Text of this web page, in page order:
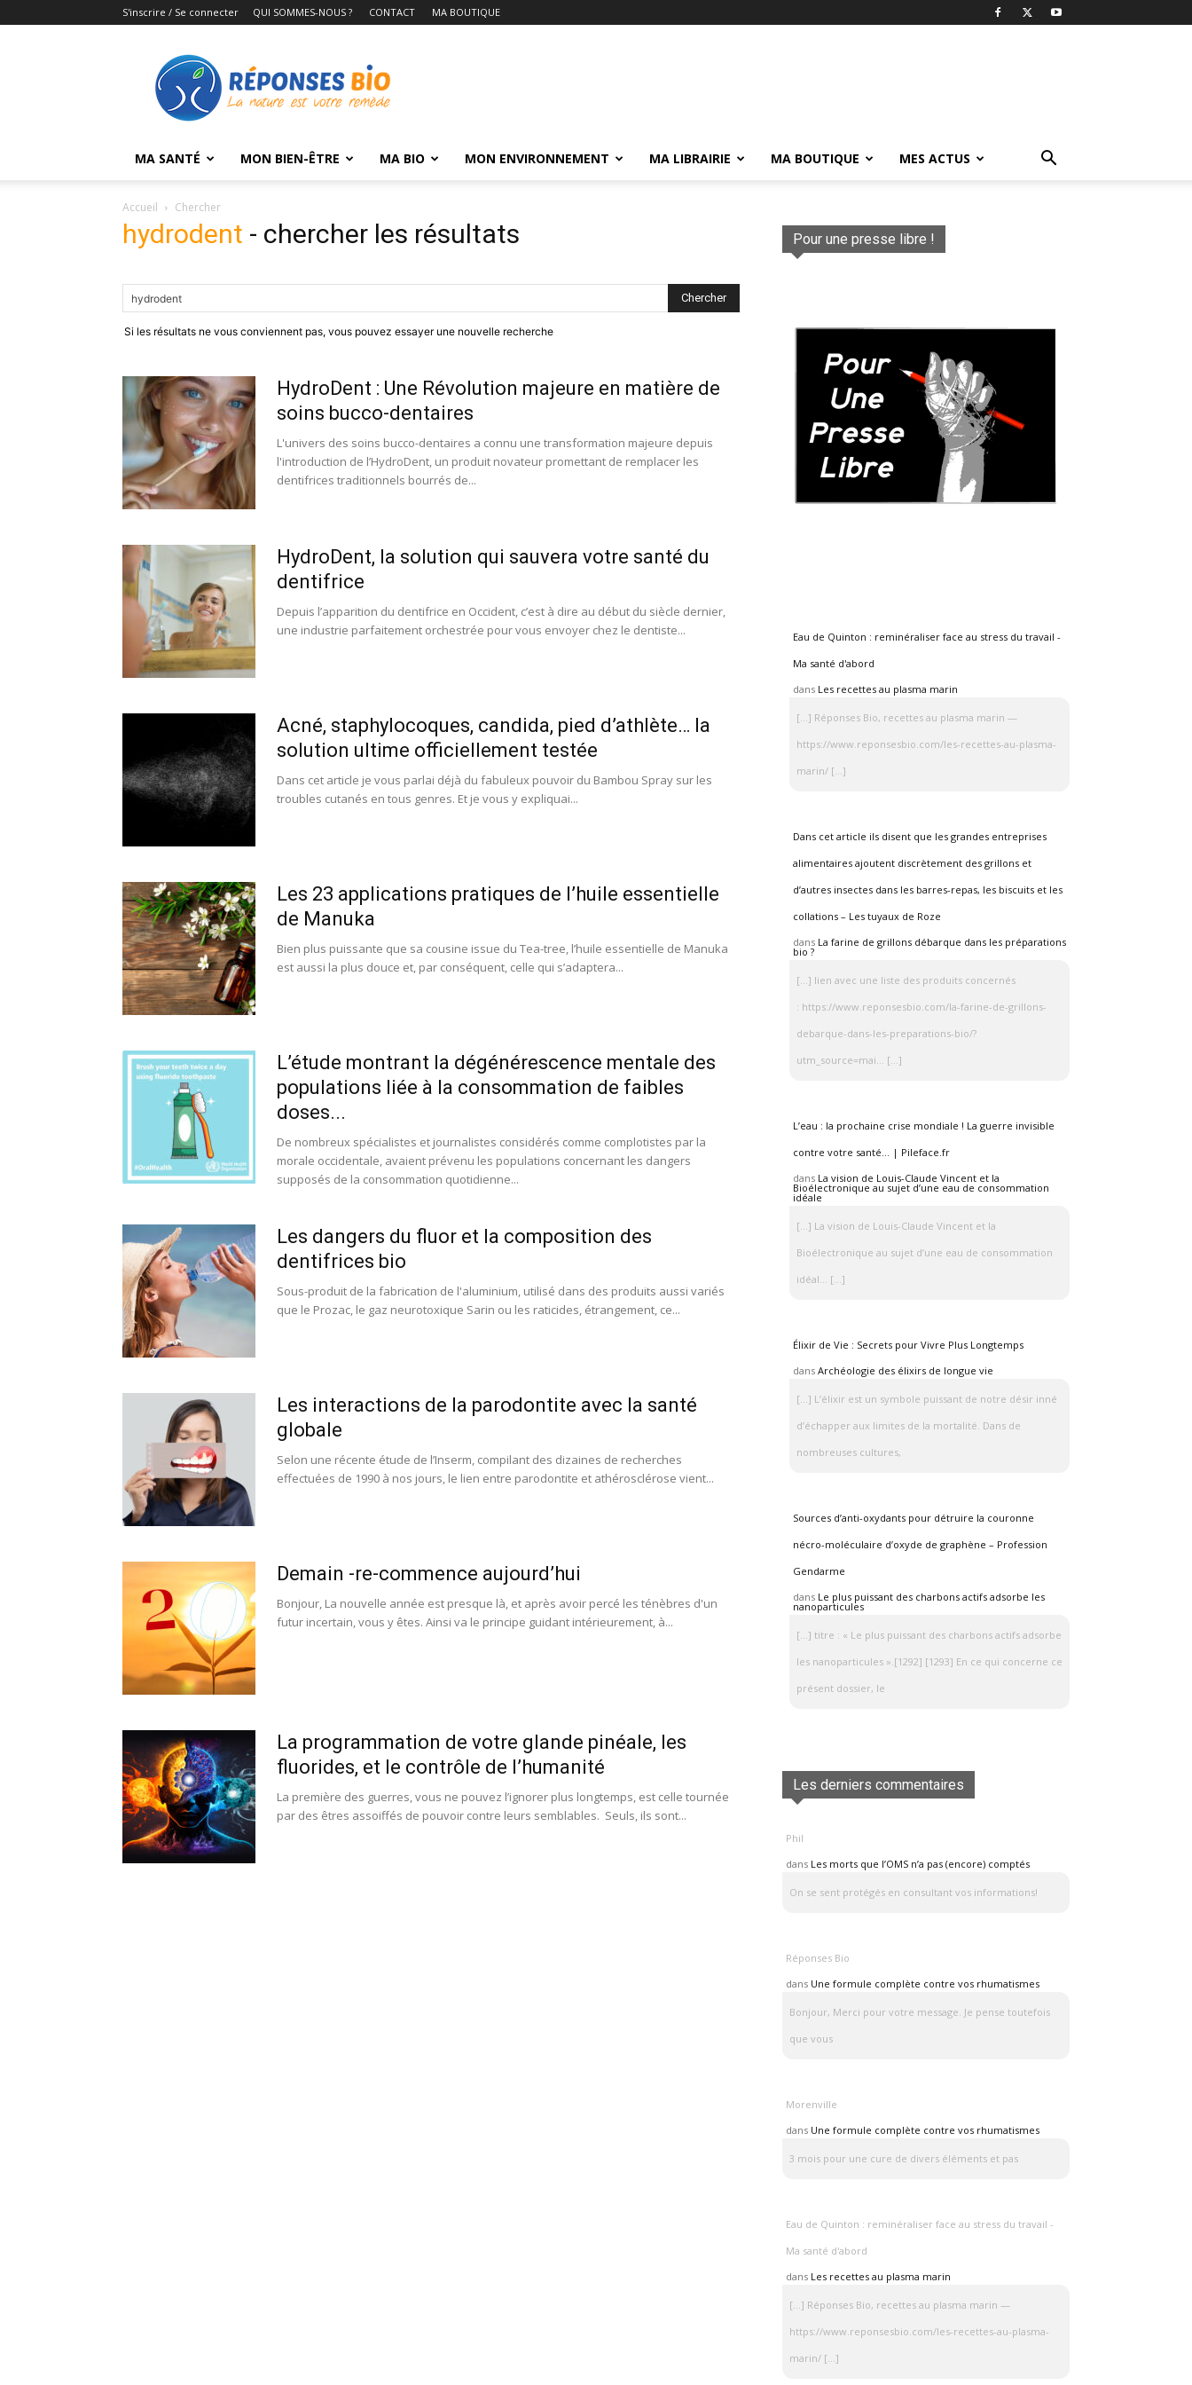
S'inscrire / Se connecter QUI SOMMES-NOUS ? CONTACT MA BOUTIQUE
Bio
MA SANTÉ MON BIEN-ÊTRE MA BIO MON ENVIRONNEMENT MA LIBRAIRIE MA BOUTIQUE MES ACTUS
Accueil Chercher
hydrodent - chercher les résultats
Si les résultats ne vous conviennent pas, vous pouvez essayer une nouvelle recherche
HydroDent : Une Révolution majeure en matière de
soins bucco-dentaires
L'univers des soins bucco-dentaires a connu une transformation majeure depuis
l'introduction de l’HydroDent, un produit novateur promettant de remplacer les
dentifrices traditionnels bourrés de...
HydroDent, la solution qui sauvera votre santé du
dentifrice
Depuis l’apparition du dentifrice en Occident, c’est à dire au début du siècle dernier,
une industrie parfaitement orchestrée pour vous envoyer chez le dentiste...
Acné, staphylocoques, candida, pied d’athlète… la
solution ultime officiellement testée
Dans cet article je vous parlai déjà du fabuleux pouvoir du Bambou Spray sur les
troubles cutanés en tous genres. Et je vous y expliquai...
Les 23 applications pratiques de l’huile essentielle
de Manuka
Bien plus puissante que sa cousine issue du Tea-tree, l’huile essentielle de Manuka
est aussi la plus douce et, par conséquent, celle qui s’adaptera...
L’étude montrant la dégénérescence mentale des
populations liée à la consommation de faibles
doses...
De nombreux spécialistes et journalistes considérés comme complotistes par la
morale occidentale, avaient prévenu les populations concernant les dangers
supposés de la consommation quotidienne...
Les dangers du fluor et la composition des
dentifrices bio
Sous-produit de la fabrication de l'aluminium, utilisé dans des produits aussi variés
que le Prozac, le gaz neurotoxique Sarin ou les raticides, étrangement, ce...
Les interactions de la parodontite avec la santé
globale
Selon une récente étude de l’Inserm, compilant des dizaines de recherches
effectuées de 1990 à nos jours, le lien entre parodontite et athérosclérose vient...
Demain -re-commence aujourd’hui
Bonjour, La nouvelle année est presque là, et après avoir percé les ténèbres d'un
futur incertain, vous y êtes. Ainsi va le principe guidant intérieurement, à...
La programmation de votre glande pinéale, les
fluorides, et le contrôle de l’humanité
La première des guerres, vous ne pouvez l’ignorer plus longtemps, est celle tournée
par des êtres assoiffés de pouvoir contre leurs semblables. Seuls, ils sont...
Pour une presse libre !
Eau de Quinton : reminéraliser face au stress du travail -
Ma santé d'abord
dans Les recettes au plasma marin
[…] Réponses Bio, recettes au plasma marin —
https://www.reponsesbio.com/les-recettes-au-plasma-
marin/ […]
Dans cet article ils disent que les grandes entreprises
alimentaires ajoutent discrètement des grillons et
d’autres insectes dans les barres-repas, les biscuits et les
collations – Les tuyaux de Roze
dans La farine de grillons débarque dans les préparations
bio ?
[…] lien avec une liste des produits concernés
: https://www.reponsesbio.com/la-farine-de-grillons-
debarque-dans-les-preparations-bio/?
utm_source=mai… […]
L’eau : la prochaine crise mondiale ! La guerre invisible
contre votre santé… | Pileface.fr
dans La vision de Louis-Claude Vincent et la
Bioélectronique au sujet d’une eau de consommation
idéale
[…] La vision de Louis-Claude Vincent et la
Bioélectronique au sujet d’une eau de consommation
idéal… […]
Élixir de Vie : Secrets pour Vivre Plus Longtemps
dans Archéologie des élixirs de longue vie
[…] L’élixir est un symbole puissant de notre désir inné
d’échapper aux limites de la mortalité. Dans de
nombreuses cultures,
Sources d’anti-oxydants pour détruire la couronne
nécro-moléculaire d’oxyde de graphène – Profession
Gendarme
dans Le plus puissant des charbons actifs adsorbe les
nanoparticules
[…] titre : « Le plus puissant des charbons actifs adsorbe
les nanoparticules ».[1292] [1293] En ce qui concerne ce
présent dossier, le
Les derniers commentaires
Phil
dans Les morts que l’OMS n’a pas (encore) comptés
On se sent protégés en consultant vos informations!
Réponses Bio
dans Une formule complète contre vos rhumatismes
Bonjour, Merci pour votre message. Je pense toutefois
que vous
Morenville
dans Une formule complète contre vos rhumatismes
3 mois pour une cure de divers éléments et pas
Eau de Quinton : reminéraliser face au stress du travail -
Ma santé d'abord
dans Les recettes au plasma marin
[…] Réponses Bio, recettes au plasma marin —
https://www.reponsesbio.com/les-recettes-au-plasma-
marin/ […]